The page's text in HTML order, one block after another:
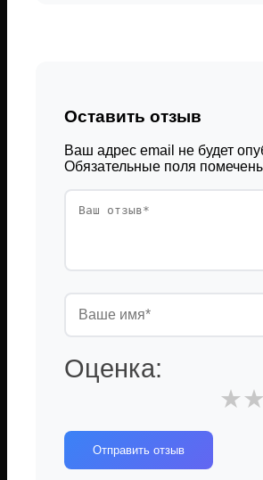
Оставить отзыв
Ваш адрес email не будет
Обязательные поля
Оценка:
★
★
Отправить отзыв